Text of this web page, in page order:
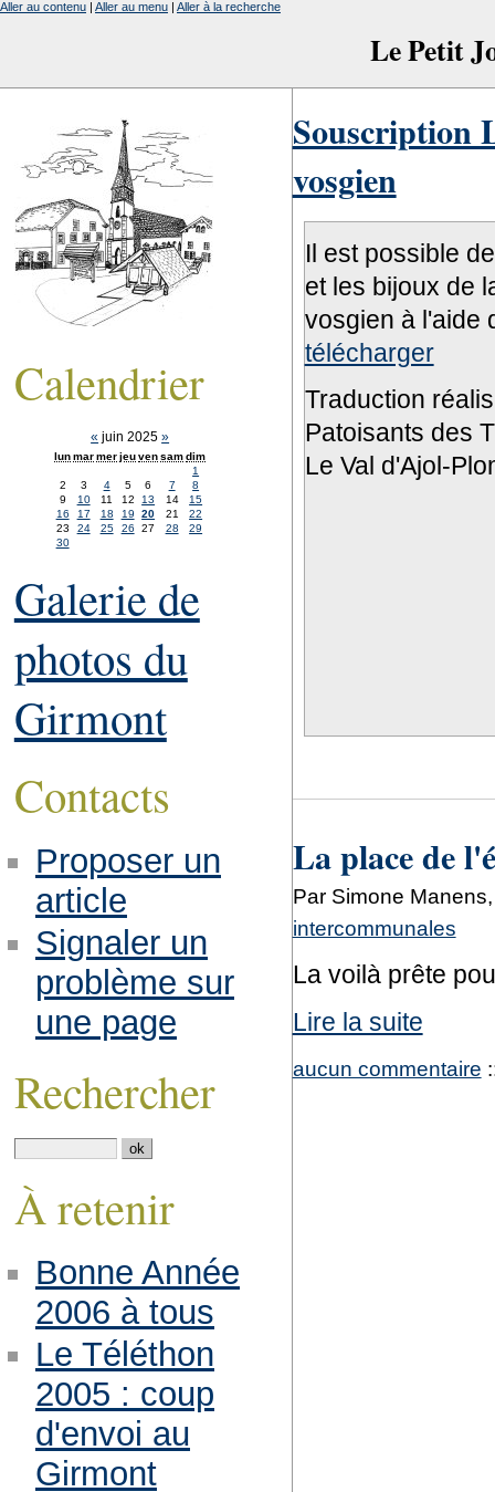
Le Petit
Aller au contenu | Aller au menu | Aller à la recherche
Souscription
vosgien
Il est possible
et les bijoux de
vosgien à l'aide
télécharger
Traduction
Patoisants des
Le Val d'Ajol-
La place de
Par Simone
intercommunales
La voilà prête
Lire la suite
aucun commentaire
Calendrier
« juin 2025»
lunmarmerjeuvensamdim
1
2
3 4 5 6 7
8
9
10 11 12 13 14
15
16
17 18 19 20 21
22
23
24 25 26 27 28
29
30
Galerie de
photos du
Girmont
Contacts
Proposer un
article
Signaler un
problème sur
une page
Rechercher
À retenir
Bonne Année
2006 à tous
Le Téléthon
2005 : coup
d'envoi au
Girmont